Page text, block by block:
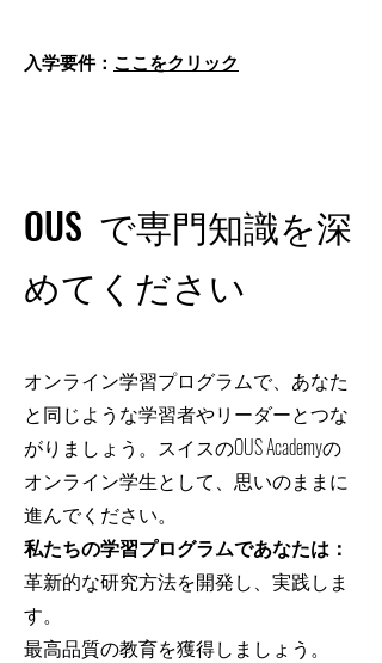
入学要件： ここをクリック
OUS で専門知識を深
めてください
オンライン学習プログラムで、あなた
と同じような学習者やリーダーとつな
がりましょう。スイスのOUS Academyの
オンライン学生として、思いのままに
進んでください。
私たちの学習プログラムであなたは：
革新的な研究方法を開発し、実践しま
す。
最高品質の教育を獲得しましょう。